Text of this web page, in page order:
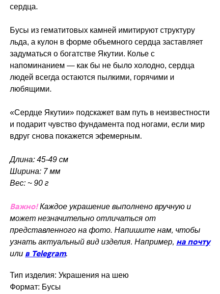
сердца.
Бусы из гематитовых камней имитируют структуру
льда, а кулон в форме объемного сердца заставляет
задуматься о богатстве Якутии. Колье с
напоминанием — как бы не было холодно, сердца
людей всегда остаются пылкими, горячими и
любящими.
«Сердце Якутии» подскажет вам путь в неизвестности
и подарит чувство фундамента под ногами, если мир
вдруг снова покажется эфемерным.
Длина: 45-49 см
Ширина: 7 мм
Вес: ~ 90 г
Важно!Каждое украшение выполнено вручную и
может незначительно отличаться от
представленного на фото. Напишите нам, чтобы
узнать актуальный вид изделия. Например, на почту
или в Telegram.
Тип изделия: Украшения на шею
Формат: Бусы